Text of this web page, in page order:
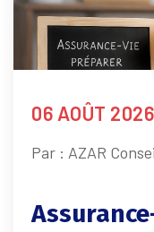
06 AOÛT 2026
Par : AZAR